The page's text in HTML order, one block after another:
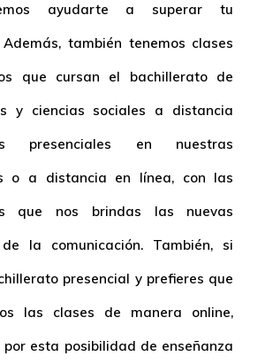
ayudarte a superar tu
también tenemos clases
que cursan el bachillerato de
y ciencias sociales a distancia
presenciales en nuestras
o a distancia en línea, con las
que nos brindas las nuevas
la comunicación. También, si
presencial y prefieres que
las clases de manera online,
por esta posibilidad de enseñanza